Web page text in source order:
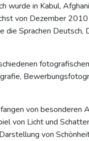
wurde in Kabul,
von Dezember
die Sprachen Deutsch,
von besonderen
von Licht und
von